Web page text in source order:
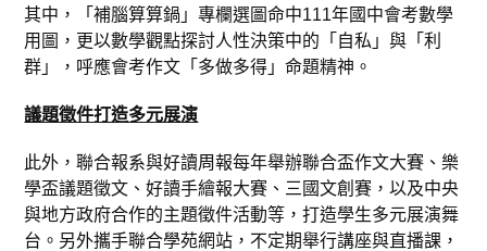
其中，「補腦算算鍋」專欄選圖命中111年國中會考數學
用圖，更以數學觀點探討人性決策中的「自私」與「利
群」，呼應會考作文「多做多得」命題精神。
議題徵件打造多元展演
此外，聯合報系與好讀周報每年舉辦聯合盃作文大賽、樂
學盃議題徵文、好讀手繪報大賽、三國文創賽，以及中央
與地方政府合作的主題徵件活動等，打造學生多元展演舞
台。另外攜手聯合學苑網站，不定期舉行講座與直播課，